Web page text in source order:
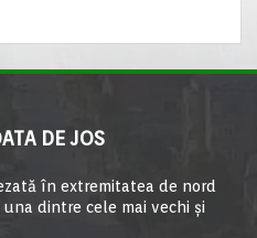
DE JOS
în extremitatea de nord
dintre cele mai vechi şi